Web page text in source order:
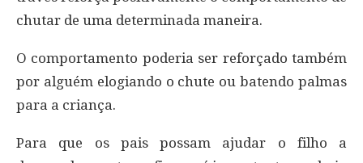
chutar de uma determinada maneira.
O comportamento poderia ser reforçado também
por alguém elogiando o chute ou batendo palmas
para a criança.
Para que os pais possam ajudar o filho a